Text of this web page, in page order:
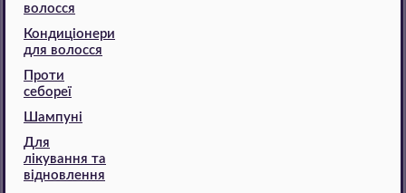
волосся
Кондиціонери
для волосся
Проти
себореї
Шампуні
Для
лікування та
відновлення